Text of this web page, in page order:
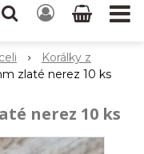
Korálky z
zlaté nerez 10 ks
nerez 10 ks